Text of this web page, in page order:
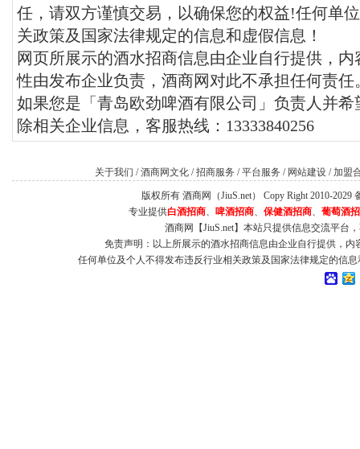
任，请双方谨慎交易，以确保您的权益!任何单
关政策及国家法律规定的信息和虚假信息！
网页所展示的酒水招商信息由企业自行提供，
性由发布企业负责，酒商网对此不承担任何责任
如果您是「青岛欧劲啤酒有限公司」负责人并
除相关企业信息，客服热线：13333840256
关于我们 /酒商网文化 /招商服务 /平台服务 / 网站建设 /加盟
版权所有 酒商网（JiuS.net） Copy Right 2010-2029
专业提供白酒招商、 啤酒招商、 保健酒招商、 葡萄酒
酒商网【JiuS.net】本站只提供信息交流平台
免责声明：以上所展示的酒水招商信息由企业自行提供，
任何单位及个人不得发布违反行业相关政策及国家法律规定的信